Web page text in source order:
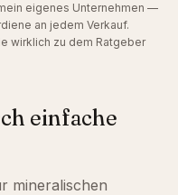
eigenes Unternehmen —
an jedem Verkauf.
wirklich zu dem Ratgeber
einfache
mineralischen